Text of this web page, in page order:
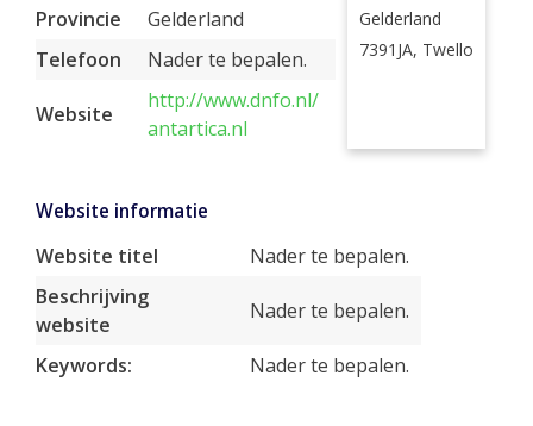
Provincie
Gelderland
Telefoon
Nader te bepalen.
Website
http://www.dnfo.nl/
antartica.nl
Gelderland
7391JA, Twello
Website informatie
Website titel
Nader te bepalen.
Beschrijving
website
Nader te bepalen.
Keywords: Nader te bepalen.